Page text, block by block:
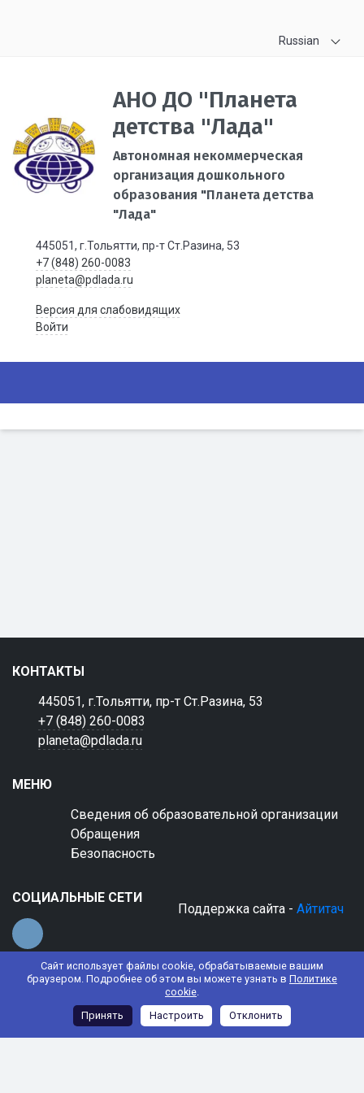
Сайт использует файлы cookie, обрабатываемые вашим
браузером. Подробнее об этом вы можете узнать в Политике
cookie.
Принять
Настроить Отклонить
Russian
АНО ДО "Планета
детства "Лада"
Автономная некоммерческая
организация дошкольного
образования "Планета детства
"Лада"
445051, г.Тольятти, пр-т Ст.Разина, 53
+7 (848) 260-0083
planeta@pdlada.ru
Версия для слабовидящих
Войти
КОНТАКТЫ
445051, г.Тольятти, пр-т Ст.Разина, 53
+7 (848) 260-0083
planeta@pdlada.ru
МЕНЮ
Сведения об образовательной организации
Обращения
Безопасность
СОЦИАЛЬНЫЕ СЕТИ
Поддержка сайта - Айтитач
© 2022 АНО ДО "Планета детства "Лада"